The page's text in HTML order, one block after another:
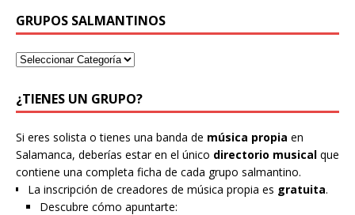
GRUPOS SALMANTINOS
¿TIENES UN GRUPO?
Si eres solista o tienes una banda de música propia en
Salamanca, deberías estar en el único directorio musical que
contiene una completa ficha de cada grupo salmantino.
La inscripción de creadores de música propia es gratuita.
Descubre cómo apuntarte: